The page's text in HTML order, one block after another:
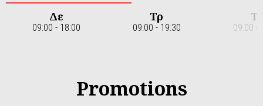
Δε
09:00 - 18:00
Τρ
09:00 - 19:30
Τε
09:00 -
Promotions